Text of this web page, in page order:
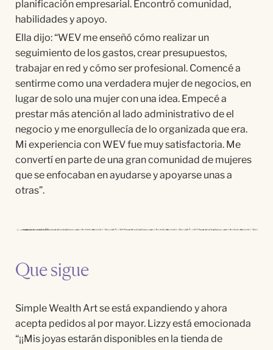
planificación empresarial. Encontró comunidad,
habilidades y apoyo.
Ella dijo: “WEV me enseñó cómo realizar un
seguimiento de los gastos, crear presupuestos,
trabajar en red y cómo ser profesional. Comencéa
sentirme como una verdadera mujer de negocios, en
lugar de solo una mujer con una idea. Empecéa
prestar más atención al lado administrativo de el
negocio y me enorgullecía de lo organizada que era.
Mi experiencia con WEV fue muy satisfactoria. Me
convertíen parte de una gran comunidad de mujeres
que se enfocaban en ayudarse y apoyarse unas a
otras”.
Que sigue
Simple Wealth Art seestá expandiendo y ahora
acepta pedidos al por mayor. Lizzyestá emocionada
“¡¡Mis joyas estarán disponibles en la tienda de